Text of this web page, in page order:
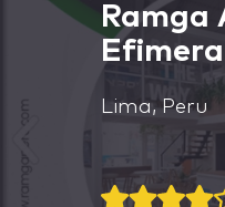
Efimera
Lima, Peru